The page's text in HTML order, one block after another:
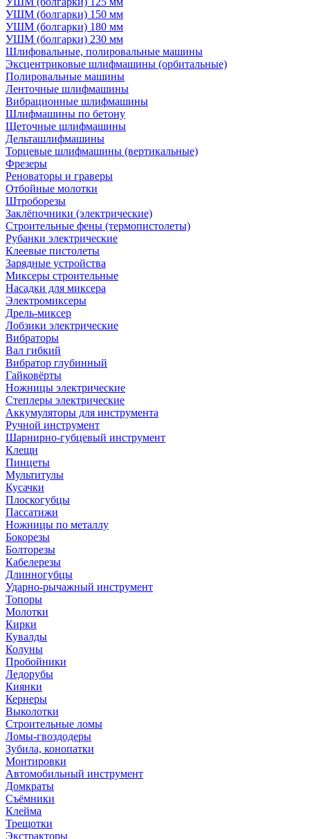
УШМ (болгарки) 150 мм
УШМ (болгарки) 180 мм
УШМ (болгарки) 230 мм
Шлифовальные, полировальные машины
Эксцентриковые шлифмашины (орбитальные)
Полировальные машины
Ленточные шлифмашины
Вибрационные шлифмашины
Шлифмашины по бетону
Щеточные шлифмашины
Дельташлифмашины
Торцевые шлифмашины (вертикальные)
Фрезеры
Реноваторы и граверы
Отбойные молотки
Штроборезы
Заклёпочники (электрические)
Строительные фены (термопистолеты)
Рубанки электрические
Клеевые пистолеты
Зарядные устройства
Миксеры строительные
Насадки для миксера
Электромиксеры
Дрель-миксер
Лобзики электрические
Вибраторы
Вал гибкий
Вибратор глубинный
Гайковёрты
Ножницы электрические
Степлеры электрические
Аккумуляторы для инструмента
Ручной инструмент
Шарнирно-губцевый инструмент
Клещи
Пинцеты
Мультитулы
Кусачки
Плоскогубцы
Пассатижи
Ножницы по металлу
Бокорезы
Болторезы
Кабелерезы
Длинногубцы
Ударно-рычажный инструмент
Топоры
Молотки
Кирки
Кувалды
Колуны
Пробойники
Ледорубы
Киянки
Кернеры
Выколотки
Строительные ломы
Ломы-гвоздодеры
Зубила, конопатки
Монтировки
Автомобильный инструмент
Домкраты
Съёмники
Клейма
Трещотки
Экстракторы